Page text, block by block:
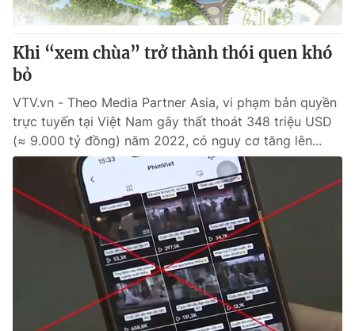
Khi “xem chùa” trở thành thói quen khó
bỏ
VTV.vn - Theo Media Partner Asia, vi phạm bản quyền
trực tuyến tại Việt Nam gây thất thoát 348 triệu USD
(≈ 9.000 tỷ đồng) năm 2022, có nguy cơ tăng lên...